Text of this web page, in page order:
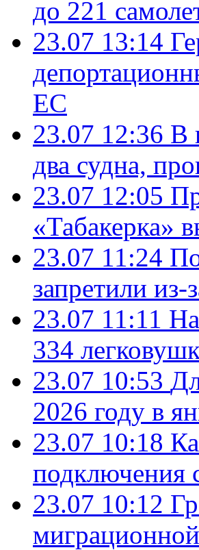
до 221
23.07 13:14
ЕС
23.07 12:36 В
два судна,
23.07 12:05
«Табакерка»
23.07 11:24
запретили из-
23.07 11:11
334
23.07 10:53
2026 году в
23.07 10:18
подключения
23.07 10:12